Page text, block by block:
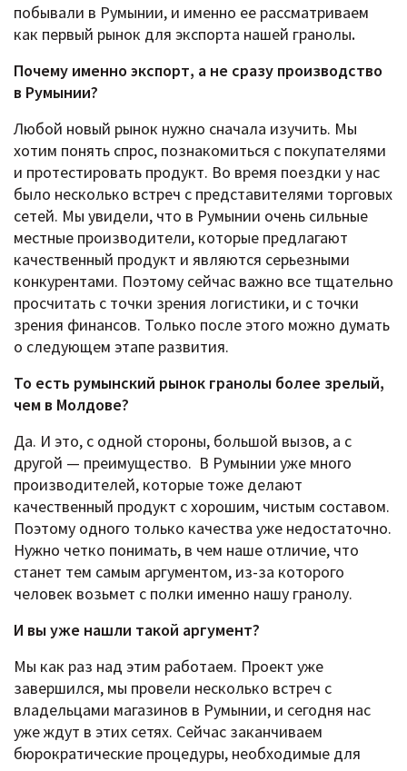
побывали в Румынии, и именно ее рассматриваем
как первый рынок для экспорта нашей гранолы.
Почему именно экспорт, а не сразу производство
в Румынии?
Любой новый рынок нужно сначала изучить. Мы
хотим понять спрос, познакомиться с покупателями
и протестировать продукт. Во время поездки у нас
было несколько встреч с представителями торговых
сетей. Мы увидели, что в Румынии очень сильные
местные производители, которые предлагают
качественный продукт и являются серьезными
конкурентами. Поэтому сейчас важно все тщательно
просчитать с точки зрения логистики, и с точки
зрения финансов. Только после этого можно думать
о следующем этапе развития.
То есть румынский рынок гранолы более зрелый,
чем в Молдове?
Да. И это, с одной стороны, большой вызов, а с
другой — преимущество. В Румынии уже много
производителей, которые тоже делают
качественный продукт с хорошим, чистым составом.
Поэтому одного только качества уже недостаточно.
Нужно четко понимать, в чем наше отличие, что
станет тем самым аргументом, из-за которого
человек возьмет с полки именно нашу гранолу.
И вы уже нашли такой аргумент?
Мы как раз над этим работаем. Проект уже
завершился, мы провели несколько встреч с
владельцами магазинов в Румынии, и сегодня нас
уже ждут в этих сетях. Сейчас заканчиваем
бюрократические процедуры, необходимые для